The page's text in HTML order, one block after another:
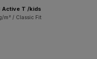
Active T /kids
m² / Classic Fit